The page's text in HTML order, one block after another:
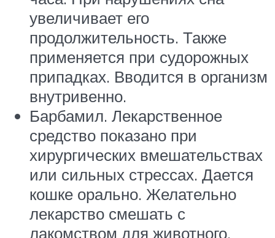
увеличивает его
продолжительность. Также
применяется при судорожных
припадках. Вводится в организм
внутривенно.
Барбамил. Лекарственное
средство показано при
хирургических вмешательствах
или сильных стрессах. Дается
кошке орально. Желательно
лекарство смешать с
лакомством для животного.